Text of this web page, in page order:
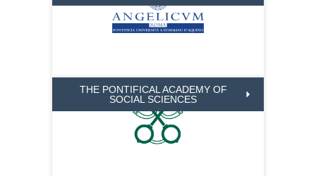
THE PONTIFICAL ACADEMY OF
SOCIAL SCIENCES